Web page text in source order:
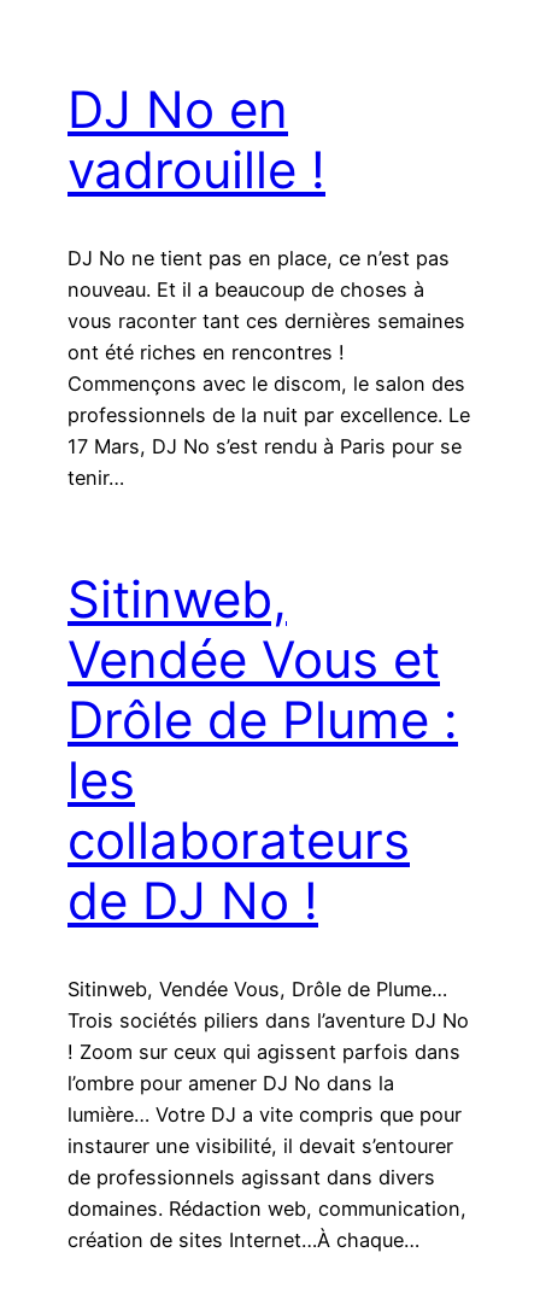
DJ No en
vadrouille !
DJ No ne tient pas en place, ce n’est pas
nouveau. Et il a beaucoup de choses à
vous raconter tant ces dernières semaines
ont été riches en rencontres !
Commençons avec le discom, le salon des
professionnels de la nuit par excellence. Le
17 Mars, DJ No s’est rendu à Paris pour se
tenir…
Sitinweb,
Vendée Vous et
Drôle de Plume :
les
collaborateurs
de DJ No !
Sitinweb, Vendée Vous, Drôle de Plume…
Trois sociétés piliers dans l’aventure DJ No
! Zoom sur ceux qui agissent parfois dans
l’ombre pour amener DJ No dans la
lumière… Votre DJ a vite compris que pour
instaurer une visibilité, il devait s’entourer
de professionnels agissant dans divers
domaines. Rédaction web, communication,
création de sites Internet…À chaque…